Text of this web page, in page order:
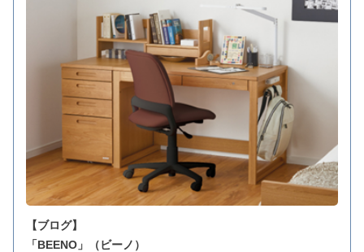
【ブログ】
「BEENO」（ビーノ）